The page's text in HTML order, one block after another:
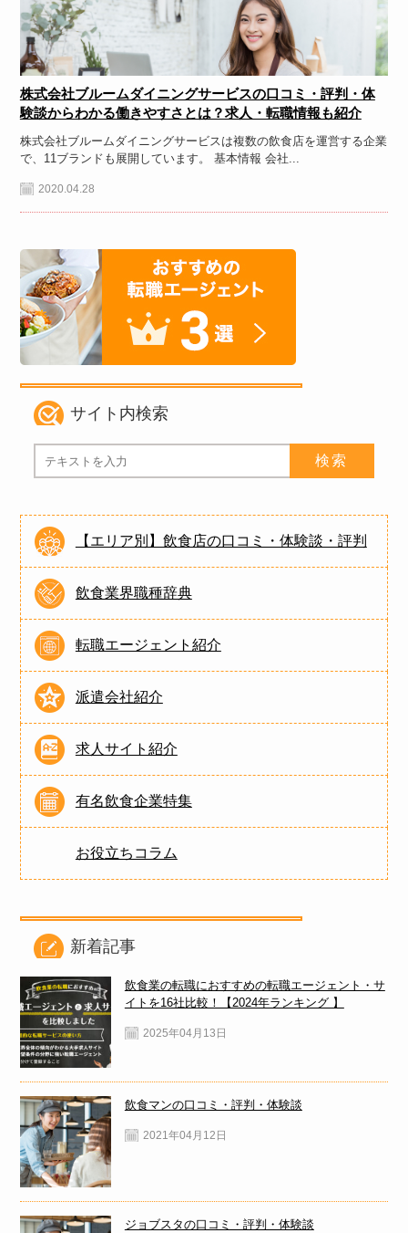
株式会社ブルームダイニングサービスの口コミ・評判・体
験談からわかる働きやすさとは？求人・転職情報も紹介
株式会社ブルームダイニングサービスは複数の飲食店を運営する企業
で、11ブランドも展開しています。 基本情報 会社...
2020.04.28
サイト内検索
【エリア別】飲食店の口コミ・体験談・評判
飲食業界職種辞典
転職エージェント紹介
派遣会社紹介
求人サイト紹介
有名飲食企業特集
お役立ちコラム
新着記事
飲食業の転職におすすめの転職エージェント・サ
イトを16社比較！【2024年ランキング 】
2025年04月13日
飲食マンの口コミ・評判・体験談
2021年04月12日
ジョブスタの口コミ・評判・体験談